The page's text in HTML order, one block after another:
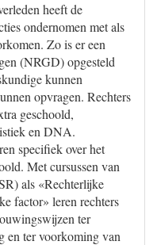
heeft de
ondernomen met als
Zo is er een
(NRGD) opgesteld
kunnen
opvragen. Rechters
geschoold,
en DNA.
specifiek over het
Met cursussen van
als «Rechterlijke
factor» leren rechters
ter
en ter voorkoming van